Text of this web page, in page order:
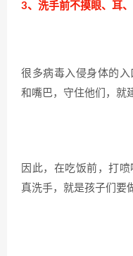
3、洗手前不摸眼、耳
很多病毒入侵身体的
和嘴巴，守住他们，就
因此，在吃饭前，打
真洗手，就是孩子们要